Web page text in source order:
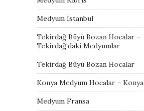
Medyum İstanbul
Tekirdağ Büyü Bozan Hocalar –
Tekirdağ’daki Medyumlar
Tekirdağ Büyü Bozan Hocalar
Konya Medyum Hocalar –
Medyum Fransa